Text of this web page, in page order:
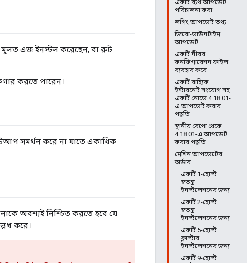
একটি ব্যর্থ আপডেট
পরিচালনা করা
লগিং আপডেট তথ্য
জিরো-ডাউনটাইম
আপডেট
একটি নীরব
কনফিগারেশন ফাইল
ব্যবহার করে
একটি বাহ্যিক
ইন্টারনেট সংযোগ সহ
একটি নোডে 4.18.01-
এ আপডেট করার
পদ্ধতি
স্থানীয় রেপো থেকে
4.18.01-এ আপডেট
করার পদ্ধতি
মেশিন আপডেটের
অর্ডার
একটি 1-হোস্ট
স্বতন্ত্র
ইনস্টলেশনের জন্য
একটি 2-হোস্ট
স্বতন্ত্র
ইনস্টলেশনের জন্য
একটি 5-হোস্ট
ক্লাস্টার
ইনস্টলেশনের জন্য
একটি 9-হোস্ট
মূলত এজ ইনস্টল করেছেন, বা রুট
করতে পারেন।
সমর্থন করে না যাতে একাধিক
অবশ্যই নিশ্চিত করতে হবে যে
করে।